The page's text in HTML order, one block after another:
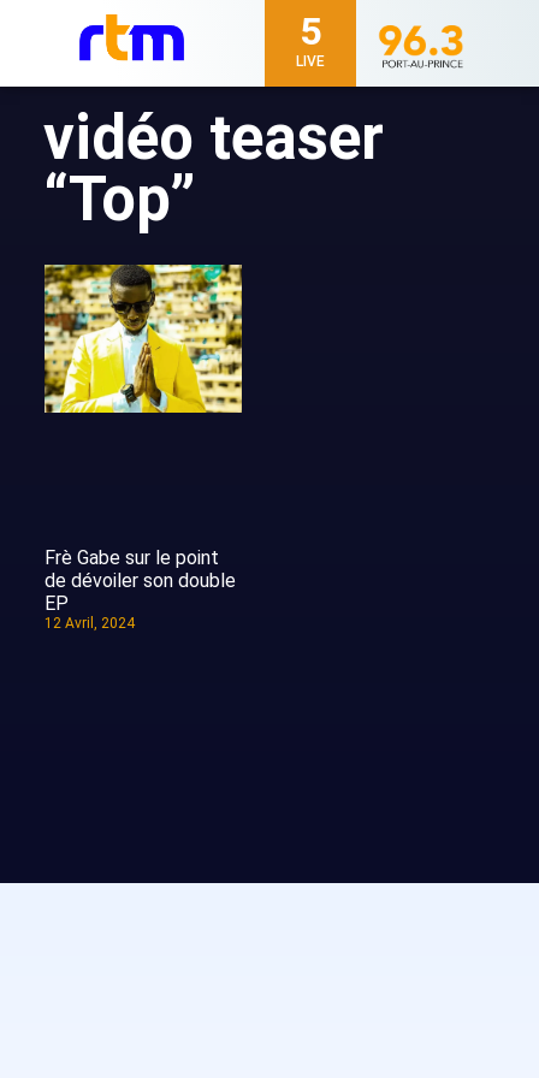
5
LIVE
vidéo teaser
“Top”
Frè Gabe sur le point
de dévoiler son double
EP
12 Avril, 2024